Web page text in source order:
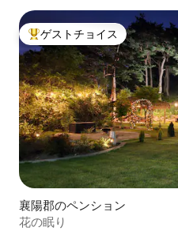
ーベキュー可能
大好評のゲストチョイスです
ゲストチョイス
襄陽郡のペンション
花の眠り